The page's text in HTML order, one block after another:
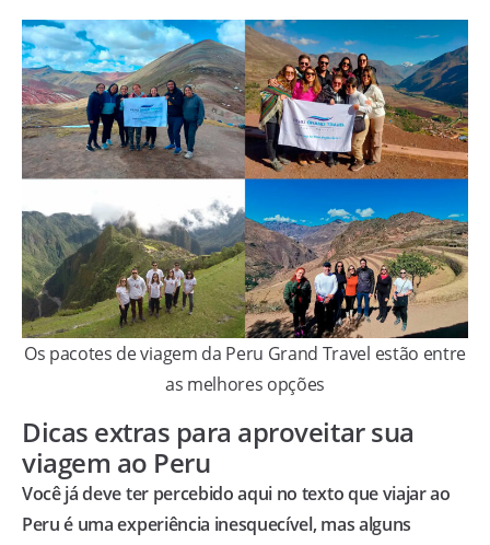
Os pacotes de viagem da Peru Grand Travel estão entre
as melhores opções
Dicas extras para aproveitar sua
viagem ao Peru
Você já deve ter percebido aqui no texto que viajar ao
Peru é uma experiência inesquecível, mas alguns